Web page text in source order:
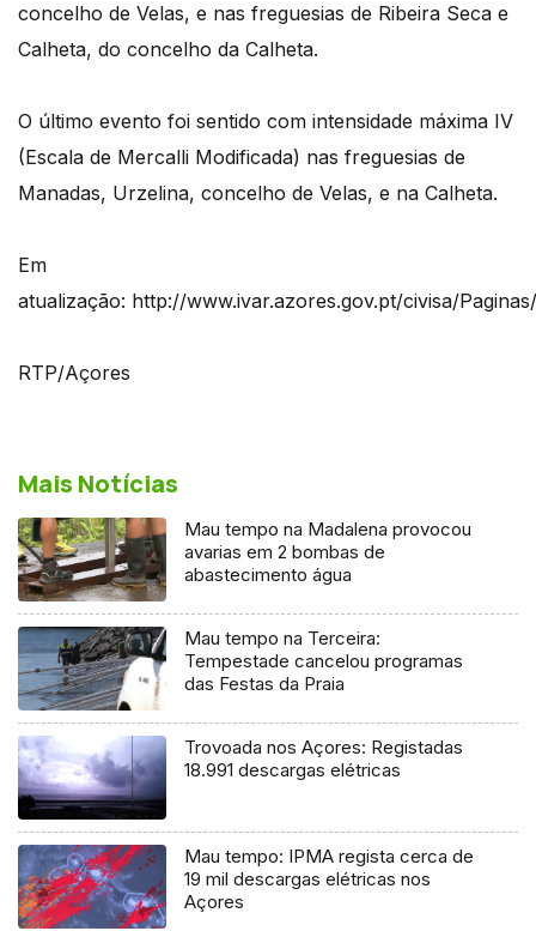
concelho de Velas, e nas freguesias de Ribeira Seca e
Calheta, do concelho da Calheta.
O último evento foi sentido com intensidade máxima IV
(Escala de Mercalli Modificada) nas freguesias de
Manadas, Urzelina, concelho de Velas, e na Calheta.
Em
atualização: http://www.ivar.azores.gov.pt/civisa/
RTP/Açores
Mais Notícias
Mau tempo na Madalena provocou
avarias em 2 bombas de
abastecimento água
Mau tempo na Terceira:
Tempestade cancelou programas
das Festas da Praia
Trovoada nos Açores: Registadas
18.991 descargas elétricas
Mau tempo: IPMA regista cerca de
19 mil descargas elétricas nos
Açores